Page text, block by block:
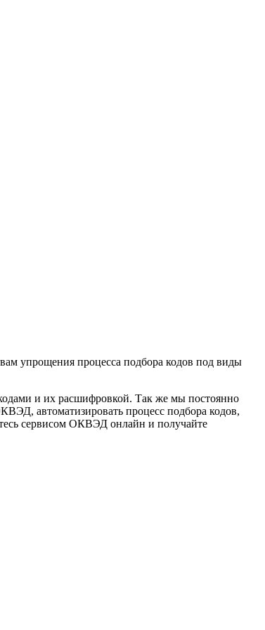
упрощения процесса подбора кодов под виды
и их расшифровкой. Так же мы постоянно
автоматизировать процесс подбора кодов,
сервисом ОКВЭД онлайн и получайте